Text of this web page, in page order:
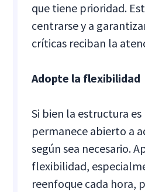
que tiene prioridad.
centrarse y a
críticas reciban la
Adopte la flexibilidad
Si bien la estructura
permanece abierto a
según sea necesario.
flexibilidad,
reenfoque cada hora,